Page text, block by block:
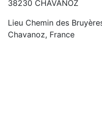
38230 CHAVANOZ
Lieu Chemin des
Chavanoz, France